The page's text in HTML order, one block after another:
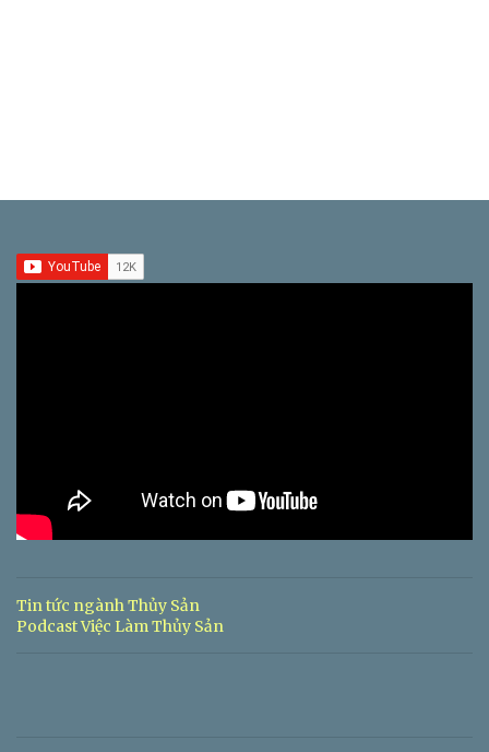
Tin tức ngành Thủy Sản
Podcast Việc Làm Thủy Sản